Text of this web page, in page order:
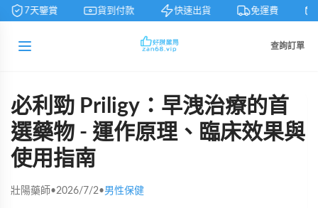
7天鑒賞 貨到付款 快速出貨 免運費
查詢訂單
必利勁 Priligy：早洩治療的首
選藥物 - 運作原理、臨床效果與
使用指南
壯陽藥師•2026/7/2•男性保健